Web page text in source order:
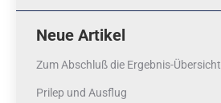
Neue Artikel
Zum Abschluß die Ergebnis-Übersicht
Prilep und Ausflug